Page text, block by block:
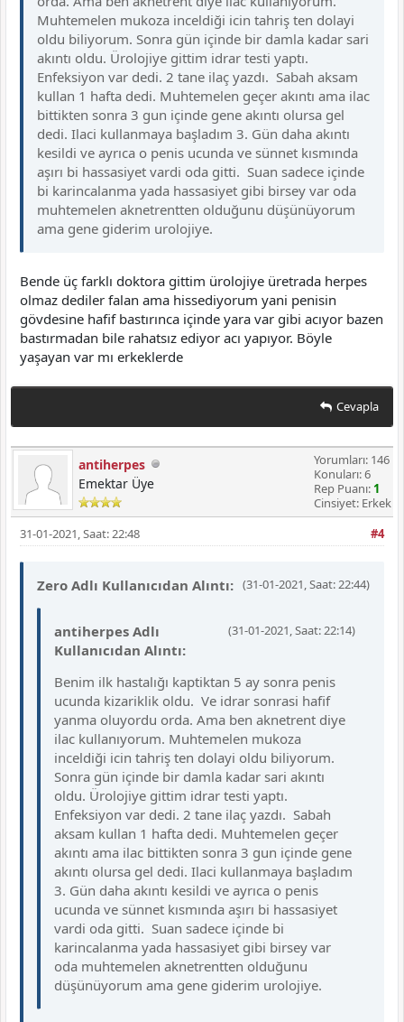
Muhtemelen mukoza inceldiği icin tahriş ten dolayi
oldu biliyorum. Sonra gün içinde bir damla kadar sari
akıntı oldu. Ürolojiye gittim idrar testi yaptı.
Enfeksiyon var dedi. 2 tane ilaç yazdı. Sabah aksam
kullan 1 hafta dedi. Muhtemelen geçer akıntı ama ilac
bittikten sonra 3 gun içinde gene akıntı olursa gel
dedi. Ilaci kullanmaya başladım 3. Gün daha akıntı
kesildi ve ayrıca o penis ucunda ve sünnet kısmında
aşırı bi hassasiyet vardi oda gitti. Suan sadece içinde
bi karincalanma yada hassasiyet gibi birsey var oda
muhtemelen aknetrentten olduğunu düşünüyorum
ama gene giderim urolojiye.
Bende üç farklı doktora gittim ürolojiye üretrada herpes
olmaz dediler falan ama hissediyorum yani penisin
gövdesine hafif bastırınca içinde yara var gibi acıyor bazen
bastırmadan bile rahatsız ediyor acı yapıyor. Böyle
yaşayan var mı erkeklerde
Cevapla
antiherpes
Emektar Üye
Yorumları: 146
Konuları: 6
Rep Puanı: 1
Cinsiyet: Erkek
#4
31-01-2021, Saat: 22:48
(31-01-2021, Saat: 22:44)
Zero Adlı Kullanıcıdan Alıntı:
(31-01-2021, Saat: 22:14)
antiherpes Adlı
Kullanıcıdan Alıntı:
Benim ilk hastalığı kaptiktan 5 ay sonra penis
ucunda kizariklik oldu. Ve idrar sonrasi hafif
yanma oluyordu orda. Ama ben aknetrent diye
ilac kullanıyorum. Muhtemelen mukoza
inceldiği icin tahriş ten dolayi oldu biliyorum.
Sonra gün içinde bir damla kadar sari akıntı
oldu. Ürolojiye gittim idrar testi yaptı.
Enfeksiyon var dedi. 2 tane ilaç yazdı. Sabah
aksam kullan 1 hafta dedi. Muhtemelen geçer
akıntı ama ilac bittikten sonra 3 gun içinde gene
akıntı olursa gel dedi. Ilaci kullanmaya başladım
3. Gün daha akıntı kesildi ve ayrıca o penis
ucunda ve sünnet kısmında aşırı bi hassasiyet
vardi oda gitti. Suan sadece içinde bi
karincalanma yada hassasiyet gibi birsey var
oda muhtemelen aknetrentten olduğunu
düşünüyorum ama gene giderim urolojiye.